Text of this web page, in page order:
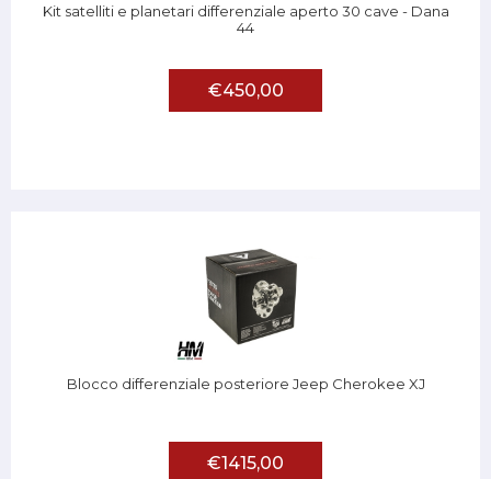
Kit satelliti e planetari differenziale aperto 30 cave - Dana
44
€450,00
Blocco differenziale posteriore Jeep Cherokee XJ
€1415,00